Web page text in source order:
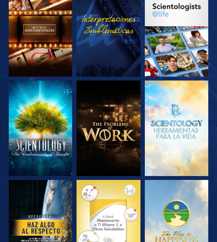
EXPLORA LAS
SERIES
VE
EXPLORA LAS
EXPLORA LAS
SERIES
EXPLORA LAS
SERIES
EXPLORA LAS
SERIES
VE VE VE